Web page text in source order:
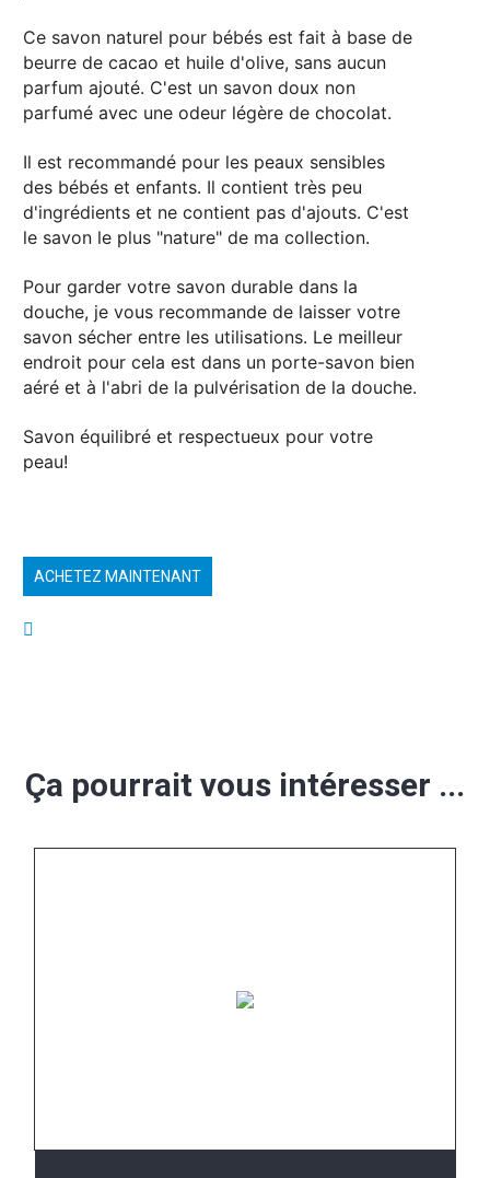
Ce savon naturel pour bébés est fait à base de
beurre de cacao et huile d'olive, sans aucun
parfum ajouté. C'est un savon doux non
parfumé avec une odeur légère de chocolat.
Il est recommandé pour les peaux sensibles
des bébés et enfants. Il contient très peu
d'ingrédients et ne contient pas d'ajouts. C'est
le savon le plus "nature" de ma collection.
Pour garder votre savon durable dans la
douche, je vous recommande de laisser votre
savon sécher entre les utilisations. Le meilleur
endroit pour cela est dans un porte-savon bien
aéré et à l'abri de la pulvérisation de la douche.
Savon équilibré et respectueux pour votre
peau!
ACHETEZ MAINTENANT
Ça pourrait vous intéresser ...